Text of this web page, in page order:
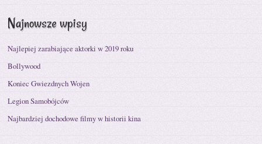
Najnowsze wpisy
Najlepiej zarabiające aktorki w 2019 roku
Bollywood
Koniec Gwiezdnych Wojen
Legion Samobójców
Najbardziej dochodowe filmy w historii kina